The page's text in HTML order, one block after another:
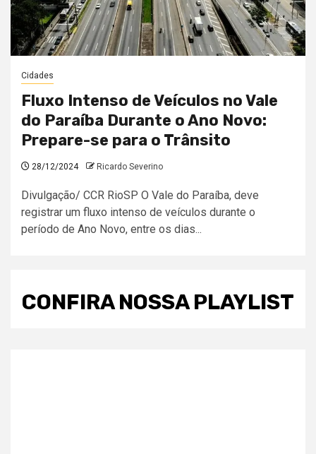
Cidades
Fluxo Intenso de Veículos no Vale
do Paraíba Durante o Ano Novo:
Prepare-se para o Trânsito
28/12/2024 Ricardo Severino
Divulgação/ CCR RioSP O Vale do Paraíba, deve
registrar um fluxo intenso de veículos durante o
período de Ano Novo, entre os dias...
CONFIRA NOSSA PLAYLIST